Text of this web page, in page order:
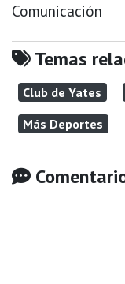
Comunicación
Temas
Club de Yates
Más Deportes